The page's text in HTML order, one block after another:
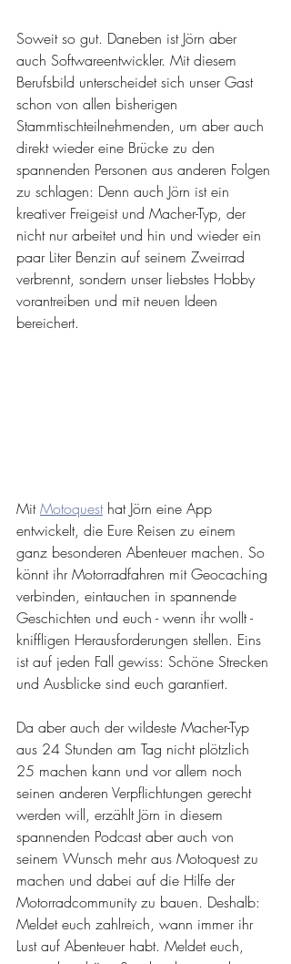
Soweit so gut. Daneben ist Jörn aber
auch Softwareentwickler. Mit diesem
Berufsbild unterscheidet sich unser Gast
schon von allen bisherigen
Stammtischteilnehmenden, um aber auch
direkt wieder eine Brücke zu den
spannenden Personen aus anderen Folgen
zu schlagen: Denn auch Jörn ist ein
kreativer Freigeist und Macher-Typ, der
nicht nur arbeitet und hin und wieder ein
paar Liter Benzin auf seinem Zweirrad
verbrennt, sondern unser liebstes Hobby
vorantreiben und mit neuen Ideen
bereichert.
Mit Motoquest hat Jörn eine App
entwickelt, die Eure Reisen zu einem
ganz besonderen Abenteuer machen. So
könnt ihr Motorradfahren mit Geocaching
verbinden, eintauchen in spannende
Geschichten und euch - wenn ihr wollt -
kniffligen Herausforderungen stellen. Eins
ist auf jeden Fall gewiss: Schöne Strecken
und Ausblicke sind euch garantiert.
Da aber auch der wildeste Macher-Typ
aus 24 Stunden am Tag nicht plötzlich
25 machen kann und vor allem noch
seinen anderen Verpflichtungen gerecht
werden will, erzählt Jörn in diesem
spannenden Podcast aber auch von
seinem Wunsch mehr aus Motoquest zu
machen und dabei auf die Hilfe der
Motorradcommunity zu bauen. Deshalb:
Meldet euch zahlreich, wann immer ihr
Lust auf Abenteuer habt. Meldet euch,